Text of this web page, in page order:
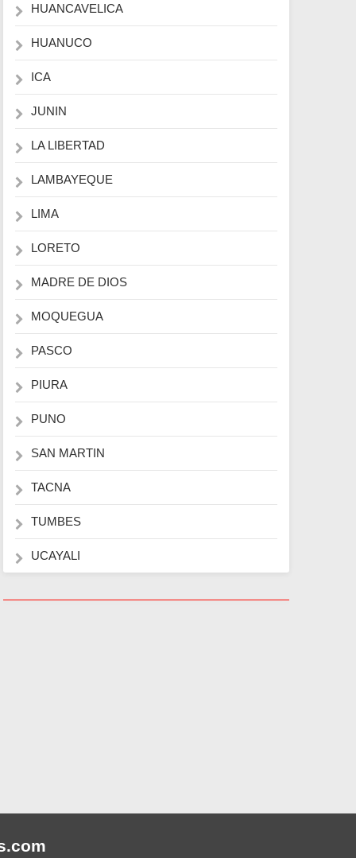
HUANCAVELICA
HUANUCO
ICA
JUNIN
LA LIBERTAD
LAMBAYEQUE
LIMA
LORETO
MADRE DE DIOS
MOQUEGUA
PASCO
PIURA
PUNO
SAN MARTIN
TACNA
TUMBES
UCAYALI
.com